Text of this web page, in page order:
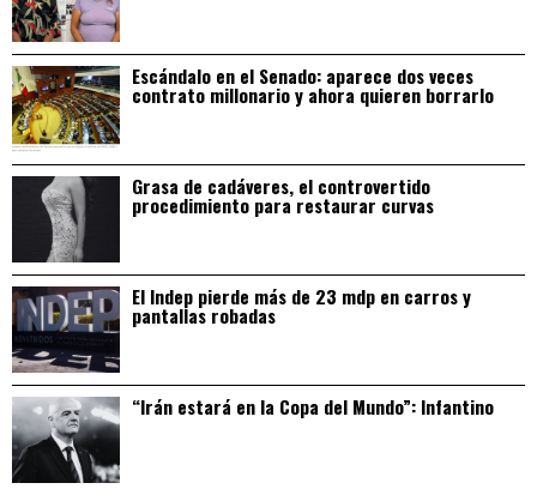
Escándalo en el Senado: aparece dos veces
contrato millonario y ahora quieren borrarlo
Grasa de cadáveres, el controvertido
procedimiento para restaurar curvas
El Indep pierde más de 23 mdp en carros y
pantallas robadas
“Irán estará en la Copa del Mundo”: Infantino